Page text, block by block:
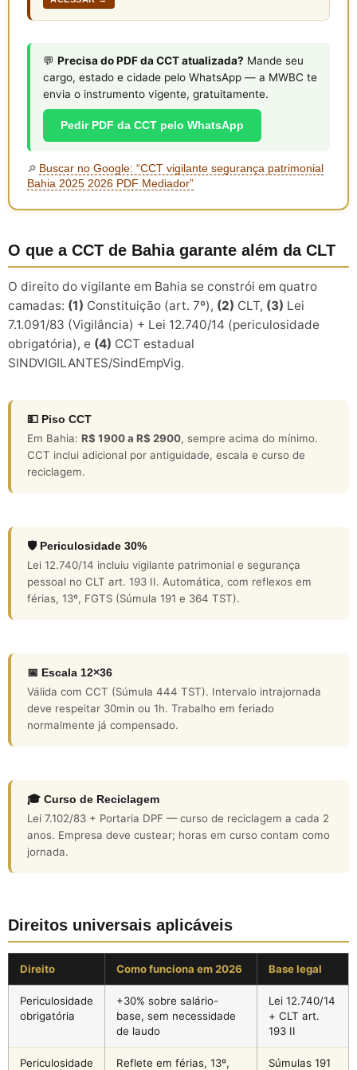
💬 Precisa do PDF da CCT atualizada? Mande seu
cargo, estado e cidade pelo WhatsApp — a MWBC te
envia o instrumento vigente, gratuitamente.
Pedir PDF da CCT pelo WhatsApp
🔎 Buscar no Google: “CCT vigilante segurança patrimonial
Bahia 2025 2026 PDF Mediador”
O que a CCT de Bahia garante além da CLT
O direito do vigilante em Bahia se constrói em quatro
camadas: (1) Constituição (art. 7º), (2) CLT, (3) Lei
7.1.091/83 (Vigilância) + Lei 12.740/14 (periculosidade
obrigatória), e (4) CCT estadual
SINDVIGILANTES/SindEmpVig.
💵 Piso CCT
Em Bahia: R$ 1900 a R$ 2900, sempre acima do mínimo.
CCT inclui adicional por antiguidade, escala e curso de
reciclagem.
🛡️ Periculosidade 30%
Lei 12.740/14 incluiu vigilante patrimonial e segurança
pessoal no CLT art. 193 II. Automática, com reflexos em
férias, 13º, FGTS (Súmula 191 e 364 TST).
📅 Escala 12×36
Válida com CCT (Súmula 444 TST). Intervalo intrajornada
deve respeitar 30min ou 1h. Trabalho em feriado
normalmente já compensado.
🎓 Curso de Reciclagem
Lei 7.102/83 + Portaria DPF — curso de reciclagem a cada 2
anos. Empresa deve custear; horas em curso contam como
jornada.
Direitos universais aplicáveis
Direito Como funciona em 2026 Base legal
Periculosidade
obrigatória
+30% sobre salário-
base, sem necessidade
de laudo
Lei 12.740/14
+ CLT art.
193 II
Periculosidade
Reflete em férias, 13º,
Súmulas 191